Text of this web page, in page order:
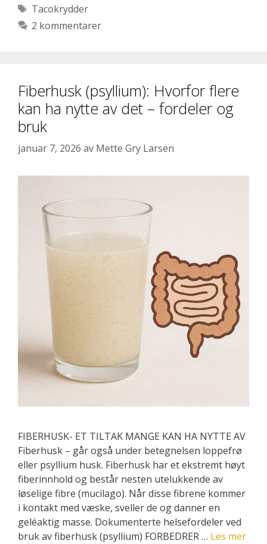
Stikkord
Tacokrydder
2 kommentarer
Fiberhusk (psyllium): Hvorfor flere
kan ha nytte av det – fordeler og
bruk
januar 7, 2026 av Mette Gry Larsen
FIBERHUSK- ET TILTAK MANGE KAN HA NYTTE AV
Fiberhusk – går også under betegnelsen loppefrø
eller psyllium husk. Fiberhusk har et ekstremt høyt
fiberinnhold og består nesten utelukkende av
løselige fibre (mucilago). Når disse fibrene kommer
i kontakt med væske, sveller de og danner en
geléaktig masse. Dokumenterte helsefordeler ved
bruk av fiberhusk (psyllium) FORBEDRER … Les mer